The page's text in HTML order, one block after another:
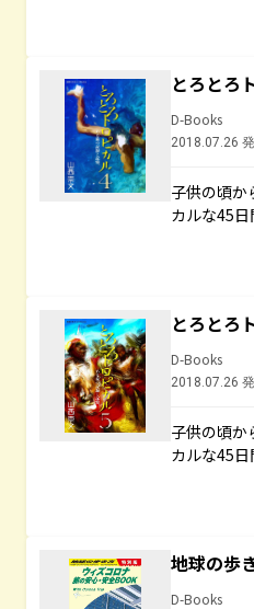
とろとろ
D-Books
2018.07.26
子供の頃か
カルな45日
とろとろ
D-Books
2018.07.26
子供の頃か
カルな45日
地球の歩
D-Books